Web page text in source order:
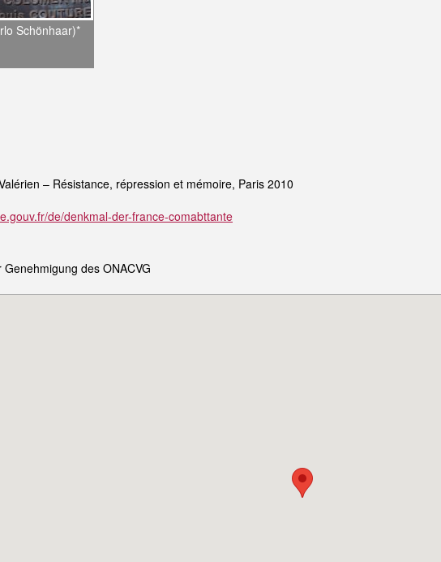
Schönhaar)*
– Résistance, répression et mémoire, Paris 2010
de/denkmal-der-france-comabttante
des ONACVG